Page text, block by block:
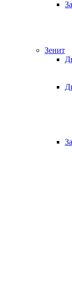
Зенит